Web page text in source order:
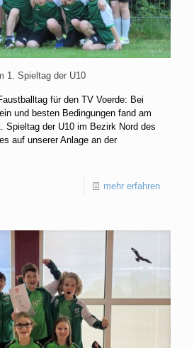
1. Spieltag der U10
für den TV Voerde: Bei
und besten Bedingungen fand am
Spieltag der U10 im Bezirk Nord des
auf unserer Anlage an der
mehr erfahren